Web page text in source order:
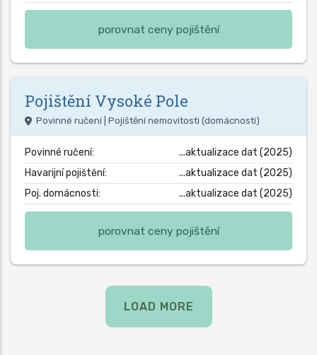
porovnat ceny pojištění
Pojištění Vysoké Pole
Povinné ručení | Pojištění nemovitosti (domácnosti)
Povinné ručení:
...aktualizace dat (2025)
Havarijní pojištění:
...aktualizace dat (2025)
Poj. domácnosti:
...aktualizace dat (2025)
porovnat ceny pojištění
LOAD MORE